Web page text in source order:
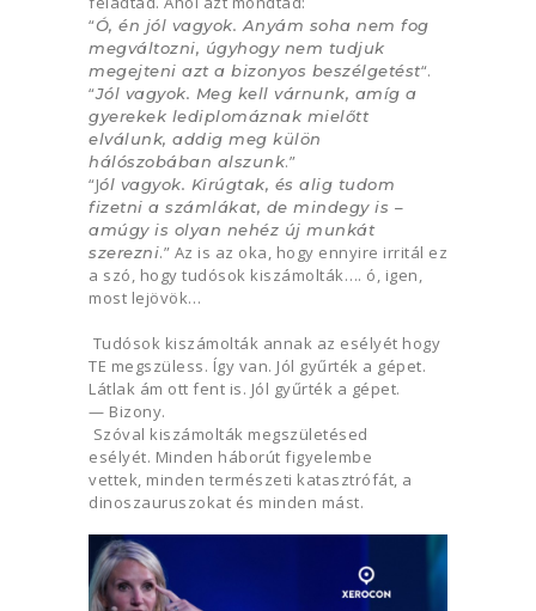
“Ó, én jól vagyok. Anyám soha nem fog
megváltozni, úgyhogy nem tudjuk
megejteni azt a bizonyos beszélgetést“.
“Jól vagyok. Meg kell várnunk, amíg a
gyerekek lediplomáznak mielőtt
elválunk, addig meg külön
hálószobában alszunk.”
“Jól vagyok. Kirúgtak, és alig tudom
fizetni a számlákat, de mindegy is –
amúgy is olyan nehéz új munkát
szerezni.” Az is az oka, hogy ennyire irritál ez
a szó, hogy tudósok kiszámolták…. ó, igen,
most lejövök…
Tudósok kiszámolták annak az esélyét hogy
TE megszüless. Így van. Jól gyűrték a gépet.
Látlak ám ott fent is. Jól gyűrték a gépet.
— Bizony.
Szóval kiszámolták megszületésed
esélyét. Minden háborút figyelembe
vettek, minden természeti katasztrófát, a
dinoszauruszokat és minden mást.